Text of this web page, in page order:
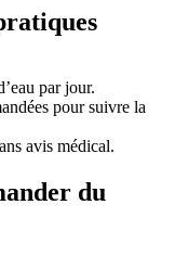
par jour.
pour suivre la
avis médical.
du